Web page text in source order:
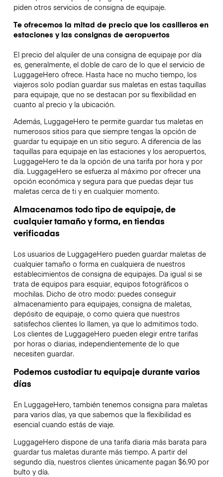
piden otros servicios de consigna de equipaje.
Te ofrecemos la mitad de precio que los casilleros en
estaciones y las consignas de aeropuertos
El precio del alquiler de una consigna de equipaje por día
es, generalmente, el doble de caro de lo que el servicio de
LuggageHero ofrece. Hasta hace no mucho tiempo, los
viajeros solo podían guardar sus maletas en estas taquillas
para equipaje, que no se destacan por su flexibilidad en
cuanto al precio y la ubicación.
Además, LuggageHero te permite guardar tus maletas en
numerosos sitios para que siempre tengas la opción de
guardar tu equipaje en un sitio seguro. A diferencia de las
taquillas para equipaje en las estaciones y los aeropuertos,
LuggageHero te da la opción de una tarifa por hora y por
día. LuggageHero se esfuerza al máximo por ofrecer una
opción económica y segura para que puedas dejar tus
maletas cerca de ti y en cualquier momento.
Almacenamos todo tipo de equipaje, de
cualquier tamaño y forma, en tiendas
verificadas
Los usuarios de LuggageHero pueden guardar maletas de
cualquier tamaño o forma en cualquiera de nuestros
establecimientos de consigna de equipajes. Da igual si se
trata de equipos para esquiar, equipos fotográficos o
mochilas. Dicho de otro modo: puedes conseguir
almacenamiento para equipajes, consigna de maletas,
depósito de equipaje, o como quiera que nuestros
satisfechos clientes lo llamen, ya que lo admitimos todo.
Los clientes de LuggageHero pueden elegir entre tarifas
por horas o diarias, independientemente de lo que
necesiten guardar.
Podemos custodiar tu equipaje durante varios
días
En LuggageHero, también tenemos consigna para maletas
para varios días, ya que sabemos que la flexibilidad es
esencial cuando estás de viaje.
LuggageHero dispone de una tarifa diaria más barata para
guardar tus maletas durante más tiempo. A partir del
segundo día, nuestros clientes únicamente pagan $6.90 por
bulto y día.